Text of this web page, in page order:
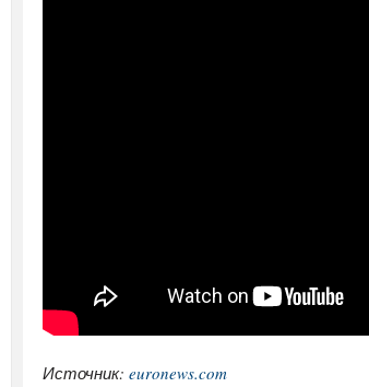
Источник: euronews.com